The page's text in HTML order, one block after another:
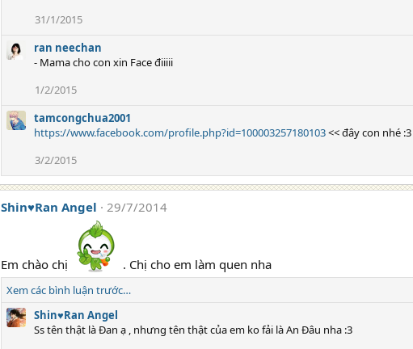
n
s
31/1/2015
ran neechan
- Mama cho con xin Face điiiii
1/2/2015
tamcongchua2001
https://www.facebook.com/profile.php?id=100003257180103<< đây con nhé :3
3/2/2015
Shin♥Ran Angel 29/7/2014
Em chào chị . Chị cho em làm quen nha
Xem các bình luận trước…
Shin♥Ran Angel
Ss tên thật là Đan ạ , nhưng tên thật của em ko fải là An Đâu nha :3